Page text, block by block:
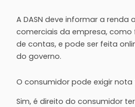
A DASN deve informar a renda
comerciais da empresa,
de contas, e pode ser feita
do governo.
O consumidor pode exigir nota
Sim, é direito do consumidor